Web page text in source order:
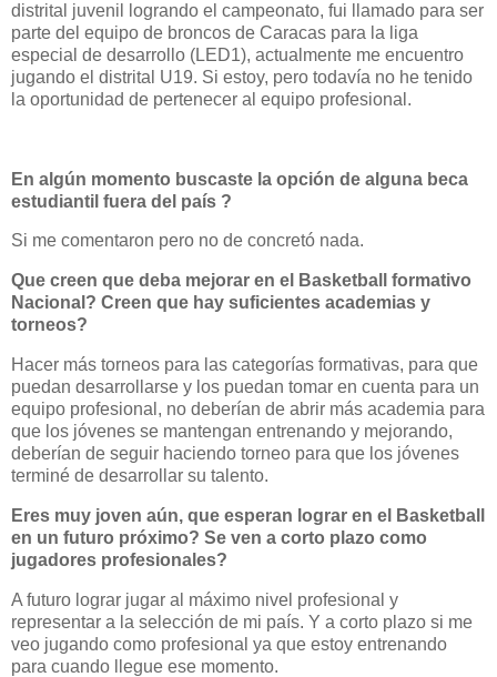
distrital juvenil logrando el campeonato, fui llamado para ser
parte del equipo de broncos de Caracas para la liga
especial de desarrollo (LED1), actualmente me encuentro
jugando el distrital U19. Si estoy, pero todavía no he tenido
la oportunidad de pertenecer al equipo profesional.
En algún momento buscaste la opción de alguna beca
estudiantil fuera del país ?
Si me comentaron pero no de concretó nada.
Que creen que deba mejorar en el Basketball formativo
Nacional? Creen que hay suficientes academias y
torneos?
Hacer más torneos para las categorías formativas, para que
puedan desarrollarse y los puedan tomar en cuenta para un
equipo profesional, no deberían de abrir más academia para
que los jóvenes se mantengan entrenando y mejorando,
deberían de seguir haciendo torneo para que los jóvenes
terminé de desarrollar su talento.
Eres muy joven aún, que esperan lograr en el Basketball
en un futuro próximo? Se ven a corto plazo como
jugadores profesionales?
A futuro lograr jugar al máximo nivel profesional y
representar a la selección de mi país. Y a corto plazo si me
veo jugando como profesional ya que estoy entrenando
para cuando llegue ese momento.